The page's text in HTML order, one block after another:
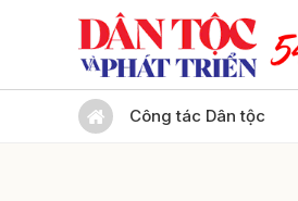
Công tác Dân tộc